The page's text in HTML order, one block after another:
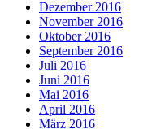
Dezember 2016
November 2016
Oktober 2016
September 2016
Juli 2016
Juni 2016
Mai 2016
April 2016
März 2016